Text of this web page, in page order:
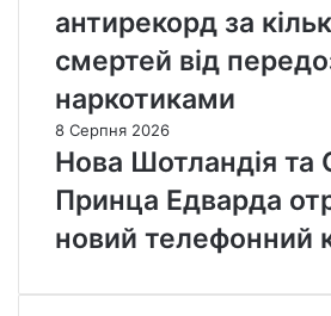
антирекорд за
смертей від
наркотиками
8 Серпня 2026
Нова Шотландія та
Принца Едварда
новий телефонний